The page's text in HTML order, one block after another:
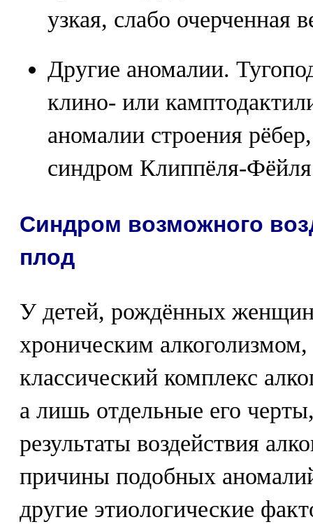
узкая, слабо очерченная
Другие аномалии.
клино- или
аномалии строения
синдром Клиппёля-
Синдром возможного
плод
У детей, рождённых
хроническим
классический комплекс
а лишь отдельные его
результаты воздействия
причины подобных
другие этиологические